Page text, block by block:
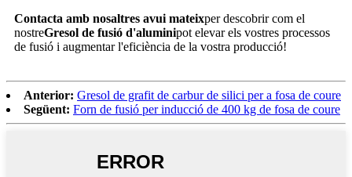
Contacta amb nosaltres avui mateixper descobrir com el
nostreGresol de fusió d'aluminipot elevar els vostres processos
de fusió i augmentar l'eficiència de la vostra producció!
Anterior: Gresol de grafit de carbur de silici per a fosa de coure
Següent: Forn de fusió per inducció de 400 kg de fosa de coure